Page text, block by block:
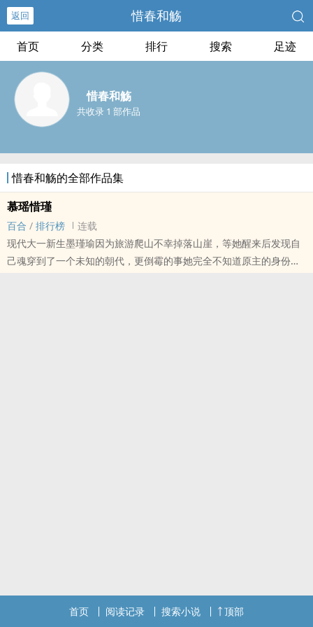
返回 惜春和觞
首页 分类 排行 搜索 足迹
惜春和觞
共收录 1 部作品
惜春和觞的全部作品集
慕瑶惜瑾
百合 / 排行榜
连载
现代大一新生墨瑾瑜因为旅游爬山不幸掉落山崖，等她醒来后发现自
己魂穿到了一个未知的朝代，更倒霉的事她完全不知道原主的身份也
首页 阅读记录 搜索小说 顶部